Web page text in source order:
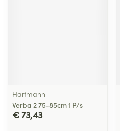
Hartmann
Verba 2 75-85cm 1 P/s
€ 73,43